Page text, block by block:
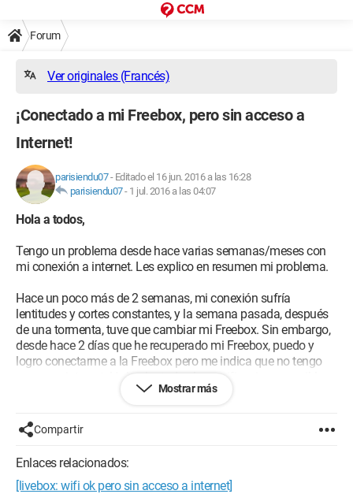
Forum
Ver originales (Francés)
¡Conectado a mi Freebox, pero sin acceso a
Internet!
parisiendu07- Editado el 16 jun. 2016 a las 16:28
parisiendu07- 1 jul. 2016 a las 04:07
Hola a todos,
Tengo un problema desde hace varias semanas/meses con
mi conexión a internet. Les explico en resumen mi problema.
Hace un poco más de 2 semanas, mi conexión sufría
lentitudes y cortes constantes, y la semana pasada, después
de una tormenta, tuve que cambiar mi Freebox. Sin embargo,
desde hace 2 días que he recuperado mi Freebox, puedo y
logro conectarme a la Freebox pero me indica que no tengo
acceso a internet. He hecho todas las verificaciones posibles
forobuscando entre las diversas
parámetros de la tarjeta y verifiqué que mi tarjeta de red
inalámbrica esté en funcionamiento, etc., todo está en orden.
Además, mi PC, que es un ASUS, es nuevo, ¡lo tengo desde
hace solo unos meses!
Mostrar más
Compartir
Enlaces relacionados:
[livebox: wifi ok pero sin acceso a internet]